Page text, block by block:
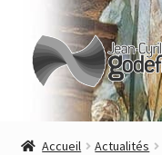
Aller
navigation
Aller
au
contenu
Accueil
Accueil Actualités